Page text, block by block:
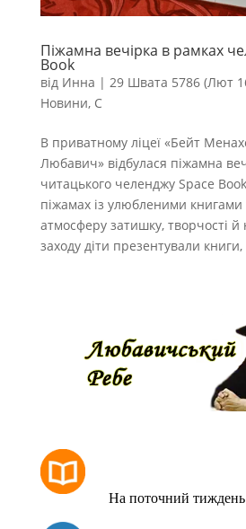
Піжамна вечірка в рамках
Book
від Инна | 29 Швата 5786 (Лют
Новини, С
В приватному ліцеї «Бейт
Любавич» відбулася піжамна
читацького челенджу Space
піжамах із улюбленими
атмосферу затишку, творчості й
заходу діти презентували
На поточний тиждень